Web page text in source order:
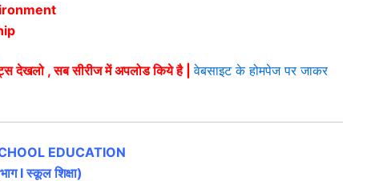
देखलो , सब सीरीज में अपलोड किये है |वेबसाइट के होमपेज पर जाकर
EDUCATION
I स्कूल शिक्षा)